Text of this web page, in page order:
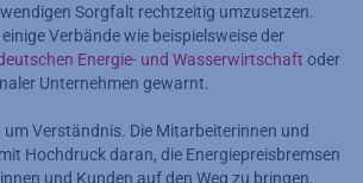
Sorgfalt rechtzeitig umzusetzen.
Verbände wie beispielsweise der
Energie- und Wasserwirtschaft oder
Unternehmen gewarnt.
Verständnis. Die Mitarbeiterinnen und
Hochdruck daran, die Energiepreisbremsen
und Kunden auf den Weg zu bringen.